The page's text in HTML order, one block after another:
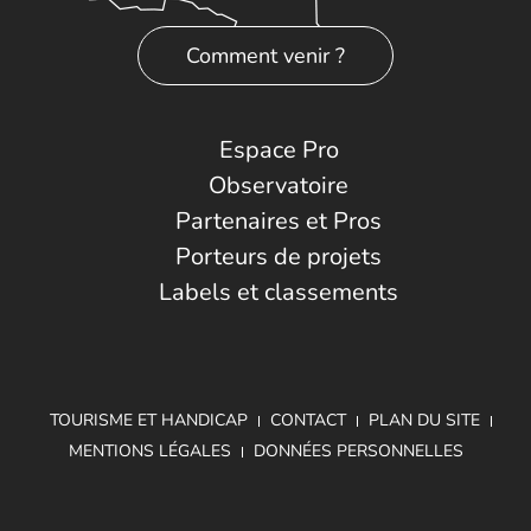
Comment venir ?
Espace Pro
Observatoire
Partenaires et Pros
Porteurs de projets
Labels et classements
TOURISME ET HANDICAP CONTACT
PLAN DU SITE
MENTIONS LÉGALES
DONNÉES PERSONNELLES